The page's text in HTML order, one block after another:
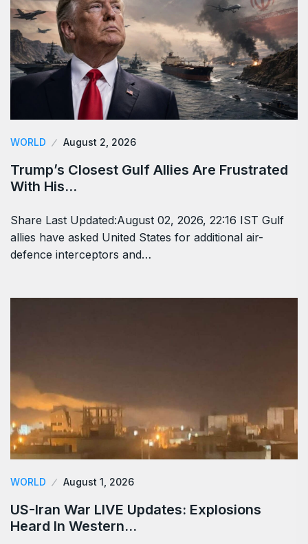
WORLD August 2, 2026
Trump’s Closest Gulf Allies Are Frustrated
With His…
Share Last Updated:August 02, 2026, 22:16 IST Gulf
allies have asked United States for additional air-
defence interceptors and…
WORLD August 1, 2026
US-Iran War LIVE Updates: Explosions
Heard In Western…